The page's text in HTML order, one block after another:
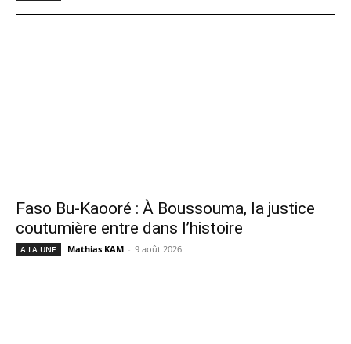
Faso Bu-Kaooré : À Boussouma, la justice
coutumière entre dans l’histoire
A LA UNE Mathias KAM - 9 août 2026